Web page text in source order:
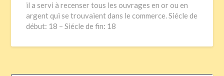
il a servi à recenser tous les ouvrages en or ou en
argent qui se trouvaient dans le commerce. Siécle de
début: 18 – Siécle de fin: 18